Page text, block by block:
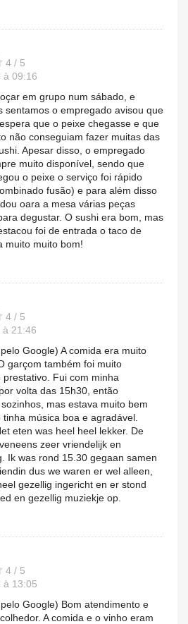
4 / 5
à 09:16
em grupo num sábado, e
sentamos o empregado avisou que
que o peixe chegasse e que
não conseguiam fazer muitas das
Apesar disso, o empregado
muito disponível, sendo que
o peixe o serviço foi rápido
fusão) e para além disso
oara a mesa várias peças
degustar. O sushi era bom, mas
foi de entrada o taco de
muito muito bom!
4 / 5
à 21:46
Google) A comida era muito
garçom também foi muito
prestativo. Fui com minha
volta das 15h30, então
mas estava muito bem
música boa e agradável.
eten was heel heel lekker. De
zeer vriendelijk en
Ik was rond 15.30 gegaan samen
dus we waren er wel alleen,
gezellig ingericht en er stond
en gezellig muziekje op.
4 / 5
à 13:05
Google) Bom atendimento e
A comida e o vinho eram